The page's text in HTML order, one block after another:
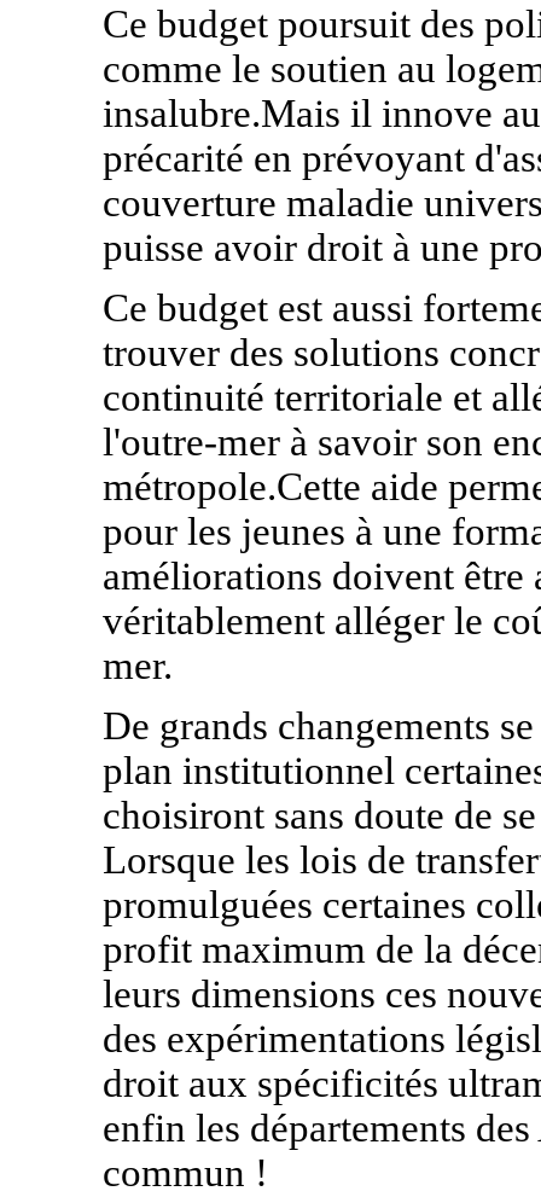
Ce budget poursuit des
comme le soutien au
insalubre.Mais il innove
précarité en prévoyant
couverture maladie
puisse avoir droit à une
Ce budget est aussi
trouver des solutions
continuité territoriale et
l'outre-mer à savoir son
métropole.Cette aide
pour les jeunes à une
améliorations doivent
véritablement alléger le
mer.
De grands changements
plan institutionnel
choisiront sans doute de
Lorsque les lois de
promulguées certaines
profit maximum de la
leurs dimensions ces
des expérimentations
droit aux spécificités
enfin les départements
commun !